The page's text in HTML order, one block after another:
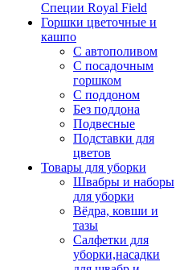
Специи Royal Field
Горшки цветочные и
кашпо
С автополивом
С посадочным
горшком
С поддоном
Без поддона
Подвесные
Подставки для
цветов
Товары для уборки
Швабры и наборы
для уборки
Вёдра, ковши и
тазы
Салфетки для
уборки,насадки